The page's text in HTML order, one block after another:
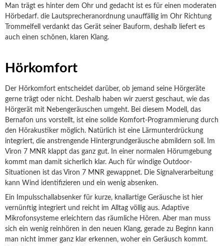
Man trägt es hinter dem Ohr und gedacht ist es für einen moderaten
Hörbedarf. die Lautsprecheranordnung unauffällig im Ohr Richtung
Trommelfell verdankt das Gerät seiner Bauform, deshalb liefert es
auch einen schönen, klaren Klang.
Hörkomfort
Der Hörkomfort entscheidet darüber, ob jemand seine Hörgeräte
gerne trägt oder nicht. Deshalb haben wir zuerst geschaut, wie das
Hörgerät mit Nebengeräuschen umgeht. Bei diesem Modell, das
Bernafon uns vorstellt, ist eine solide Komfort-Programmierung durch
den Hörakustiker möglich. Natürlich ist eine Lärmunterdrückung
integriert, die anstrengende Hintergrundgeräusche abmildern soll. Im
Viron 7 MNR klappt das ganz gut. In einer normalen Hörumgebung
kommt man damit sicherlich klar. Auch für windige Outdoor-
Situationen ist das Viron 7 MNR gewappnet. Die Signalverarbeitung
kann Wind identifizieren und ein wenig absenken.
Ein Impulsschallabsenker für kurze, knallartige Geräusche ist hier
vernünftig integriert und reicht im Alltag völlig aus. Adaptive
Mikrofonsysteme erleichtern das räumliche Hören. Aber man muss
sich ein wenig reinhören in den neuen Klang, gerade zu Beginn kann
man nicht immer ganz klar erkennen, woher ein Geräusch kommt.